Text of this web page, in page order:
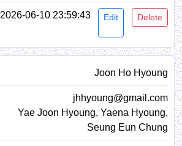
2026-06-10 23:59:43 Edit Delete
Joon Ho Hyoung
jhhyoung@gmail.com
Yae Joon Hyoung, Yaena Hyoung,
Seung Eun Chung